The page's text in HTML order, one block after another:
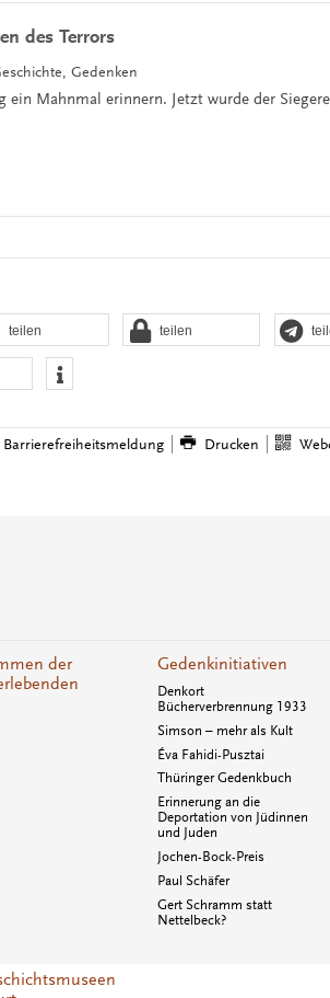
des Terrors
Gedenken
Mahnmal erinnern. Jetzt wurde der
teilen teilen
Barrierefreiheitsmeldung Drucken
der
Gedenkinitiativen
Denkort
Bücherverbrennung 1933
Simson – mehr als Kult
Éva Fahidi-Pusztai
Thüringer Gedenkbuch
Erinnerung an die
Deportation von Jüdinnen
und Juden
Jochen-Bock-Preis
Paul Schäfer
Gert Schramm statt
Nettelbeck?